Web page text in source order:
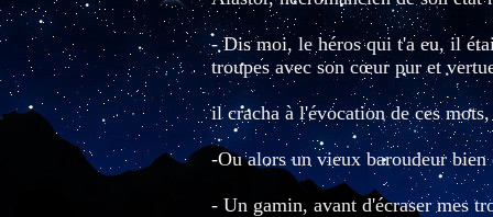
- Dis moi, le héros qui t'a eu, il
troupes avec son cœur pur et
il cracha à l'évocation de ces mots,
-Ou alors un vieux baroudeur bien
- Un gamin, avant d'écraser mes